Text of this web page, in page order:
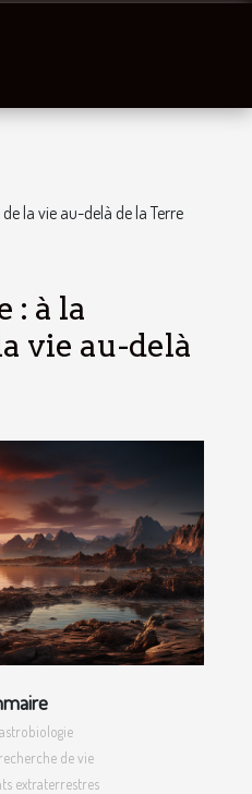
la vie au-delà de la Terre
: à la
vie au-delà
de vie
extraterrestres